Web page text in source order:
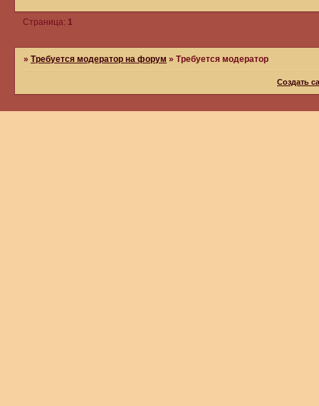
Страница: 1
»Требуется модератор на форум »Требуется модератор
Создать